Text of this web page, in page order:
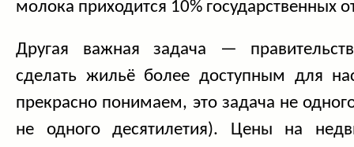
молока приходится 10% государственных
Другая важная задача —
сделать жильё более доступным для
прекрасно понимаем, это задача не
не одного десятилетия). Цены на